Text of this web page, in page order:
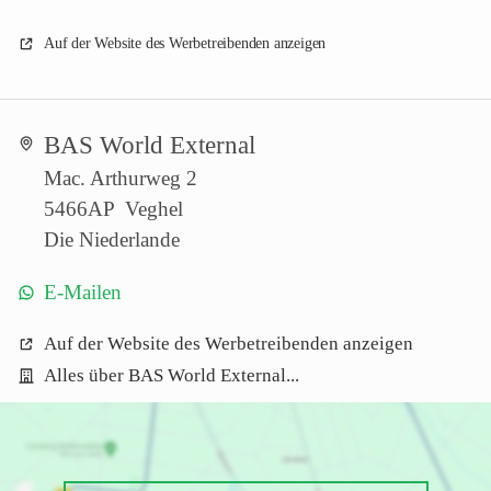
Auf der Website des Werbetreibenden anzeigen
BAS World External
Mac. Arthurweg 2
5466AP Veghel
Die Niederlande
E-Mailen
Auf der Website des Werbetreibenden anzeigen
Alles über BAS World External...